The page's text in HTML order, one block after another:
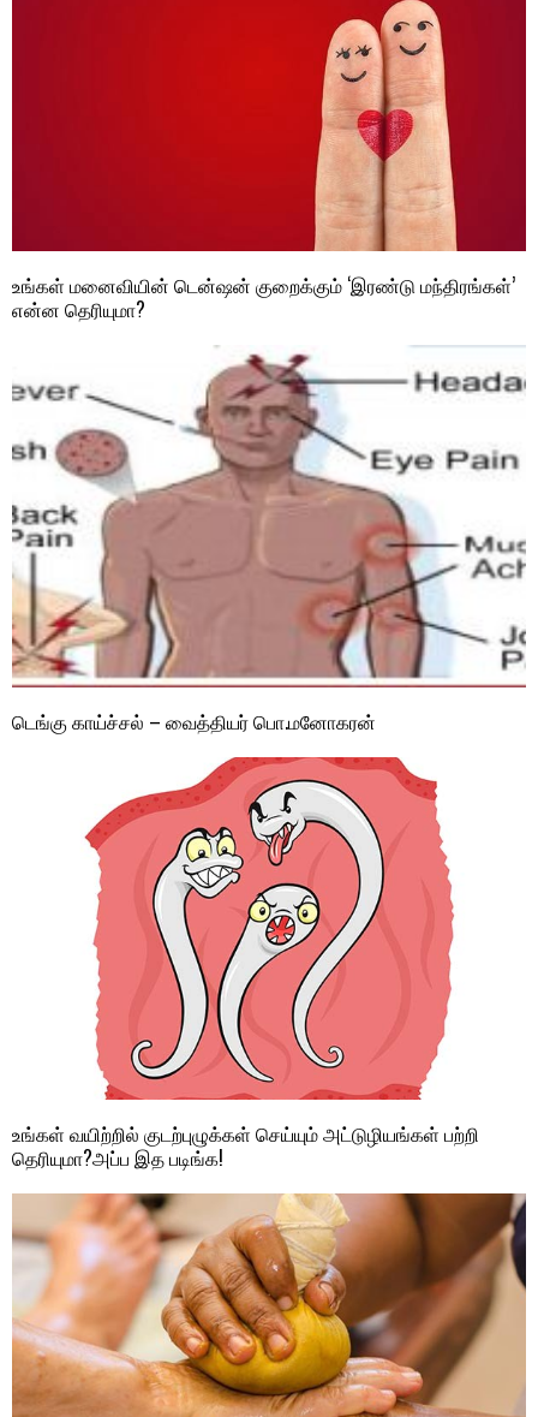
உங்கள் மனைவியின் டென்ஷன் குறைக்கும் ‘இரண்டு மந்திரங்கள்’
என்ன தெரியுமா?
டெங்கு காய்ச்சல் – வைத்தியர் பொ.மனோகரன்
உங்கள் வயிற்றில் குடற்புழுக்கள் செய்யும் அட்டுழியங்கள் பற்றி
தெரியுமா?அப்ப இத படிங்க!